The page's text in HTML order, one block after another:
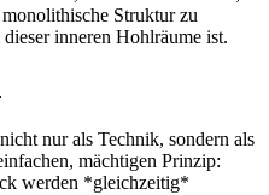
Struktur zu
inneren Hohlräume ist.
nur als Technik, sondern als
mächtigen Prinzip:
werden *gleichzeitig*